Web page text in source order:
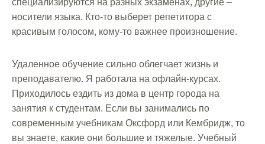
специализируются на разных экзаменах, другие –
носители языка. Кто-то выберет репетитора с
красивым голосом, кому-то важнее произношение.
Удаленное обучение сильно облегчает жизнь и
преподавателю. Я работала на офлайн-курсах.
Приходилось ездить из дома в центр города на
занятия к студентам. Если вы занимались по
современным учебникам Оксфорд или Кембридж, то
вы знаете, какие они большие и тяжелые. Учебный